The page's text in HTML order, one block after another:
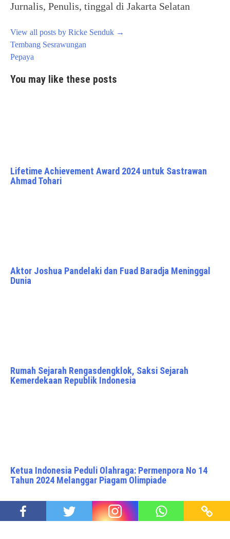
Jurnalis, Penulis, tinggal di Jakarta Selatan
View all posts by Ricke Senduk →
Post
navigation
Tembang Sesrawungan
Pepaya
You may like these posts
Lifetime Achievement Award 2024 untuk Sastrawan
Ahmad Tohari
Aktor Joshua Pandelaki dan Fuad Baradja Meninggal
Dunia
Rumah Sejarah Rengasdengklok, Saksi Sejarah
Kemerdekaan Republik Indonesia
Ketua Indonesia Peduli Olahraga: Permenpora No 14
Tahun 2024 Melanggar Piagam Olimpiade